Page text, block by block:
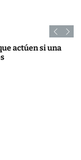
actúen si una